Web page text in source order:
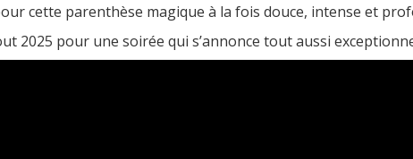
cette parenthèse magique à la fois douce, intense et
2025 pour une soirée qui s’annonce tout aussi